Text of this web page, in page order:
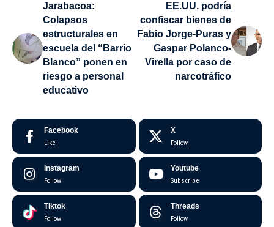
Jarabacoa:
Colapsos
estructurales en
escuela del “Barrio
Blanco” ponen en
riesgo a personal
educativo
EE.UU. podría
confiscar bienes de
Fabio Jorge-Puras y
Gaspar Polanco-
Virella por caso de
narcotráfico
Facebook
Like
X
Follow
Instagram
Follow
Youtube
Subscribe
Tiktok
Follow
Threads
Follow